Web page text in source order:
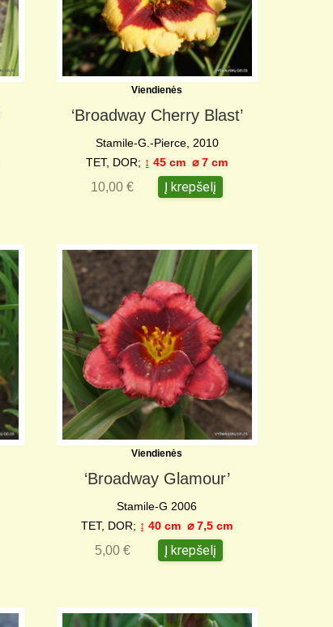
Viendienės
‘Broadway Cherry Blast’
Stamile-G.-Pierce, 2010
TET, DOR; ↨ 45 cm⌀ 7 cm
10,00€ Į krepšelį
Viendienės
‘Broadway Glamour’
Stamile-G 2006
TET, DOR; ↨ 40 cm⌀ 7,5 cm
5,00 € Į krepšelį